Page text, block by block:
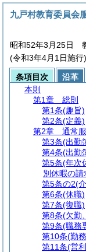
九戸村教育委員会
昭和52年3月25日
(令和3年4月1日施行)
条項目次
沿革
本則
第1章
総則
第1条(趣旨)
第2条(定義)
第2章
通常
第3条(出勤
第4条(出勤
第5条(年次
別休暇の請
第5条の2(
第6条(休職)
第7条(復職)
第8条(欠勤
第9条(職務
第10条(勤
第11条(営